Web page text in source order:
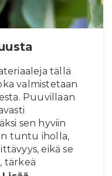
tällä
valmistetaan
Puuvillaan
sen hyviin
tuntu iholla,
eikä se
tärkeä